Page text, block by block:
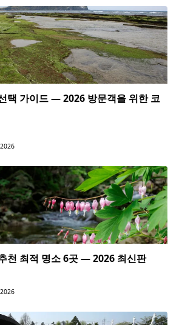
택 가이드 — 2026 방문객을 위한 코
천 최적 명소 6곳 — 2026 최신판